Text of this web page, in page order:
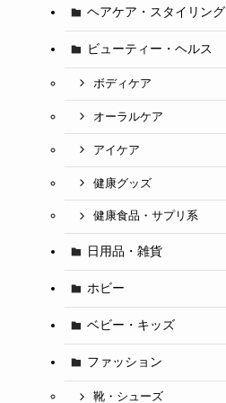
ヘアケア・スタイリング
ビューティー・ヘルス
ボディケア
オーラルケア
アイケア
健康グッズ
健康食品・サプリ系
日用品・雑貨
ホビー
ベビー・キッズ
ファッション
靴・シューズ